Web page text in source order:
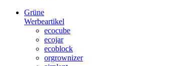
Grüne
Werbeartikel
ecocube
ecojar
ecoblock
orgrownizer